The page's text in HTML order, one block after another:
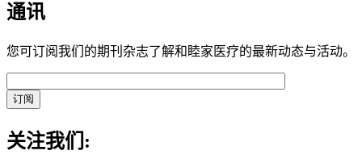
通讯
您可订阅我们的期刊杂志了解和睦家医疗的最新动态与活动。
关注我们: